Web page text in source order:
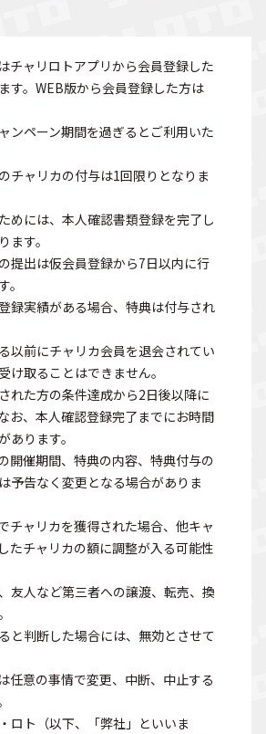
チャリロトアプリから会員登録した
す。WEB版から会員登録した方は
ンペーン期間を過ぎるとご利用いた
チャリカの付与は1回限りとなりま
めには、本人確認書類登録を完了し
ます。
提出は仮会員登録から7日以内に行
。
録実績がある場合、特典は付与され
以前にチャリカ会員を退会されてい
け取ることはできません。
れた方の条件達成から2日後以降に
お、本人確認登録完了までにお時間
あります。
開催期間、特典の内容、特典付与の
予告なく変更となる場合がありま
チャリカを獲得された場合、他キャ
たチャリカの額に調整が入る可能性
友人など第三者への譲渡、転売、換
と判断した場合には、無効とさせて
任意の事情で変更、中断、中止する
ロト（以下、「弊社」といいま